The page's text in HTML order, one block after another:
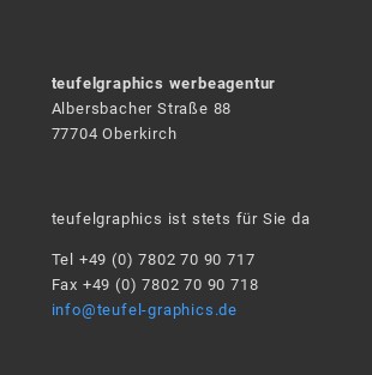
teufelgraphics werbeagentur
Albersbacher Straße 88
77704 Oberkirch
teufelgraphics ist stets für Sie da
Tel +49 (0) 7802 70 90 717
Fax +49 (0) 7802 70 90 718
info@teufel-graphics.de